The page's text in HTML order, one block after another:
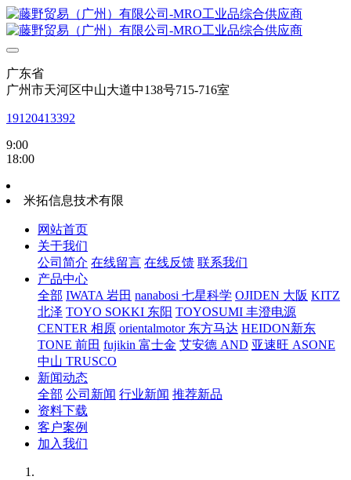
广东省
广州市天河区中山大道中138号715-716室
19120413392
9:00
18:00
米拓信息技术有限
网站首页
关于我们
公司简介 在线留言 在线反馈 联系我们
产品中心
全部 IWATA 岩田 nanabosi 七星科学 OJIDEN 大阪 KITZ
北泽 TOYO SOKKI 东阳 TOYOSUMI 丰澄电源
CENTER 相原 orientalmotor 东方马达 HEIDON新东
TONE 前田 fujikin 富士金 艾安德 AND 亚速旺 ASONE
中山 TRUSCO
新闻动态
全部 公司新闻 行业新闻 推荐新品
资料下载
客户案例
加入我们